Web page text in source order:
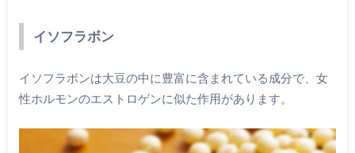
イソフラボン
イソフラボンは大豆の中に豊富に含まれている成分で、女
性ホルモンのエストロゲンに似た作用があります。